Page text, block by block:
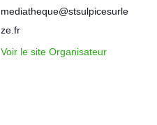
mediatheque@stsulpicesurle
ze.fr
Voir le site Organisateur